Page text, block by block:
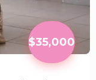
$35,000